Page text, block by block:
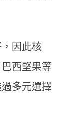
因此核
西堅果等
多元選擇